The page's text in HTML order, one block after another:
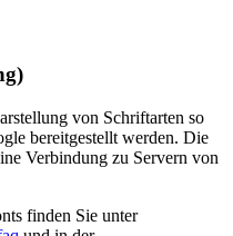
von Schriftarten so
bereitgestellt werden. Die
Verbindung zu Servern von
finden Sie unter